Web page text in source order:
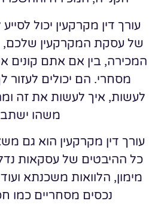
עורך דין מקרקעין יכול
של עסקת המקרקעין
המכירה, בין אם אתם קונים
מסחרי. הם יכולים לעזור
לעשות, איך לעשות את זה
משהו
עורך דין מקרקעין הוא גם
כל ההיבטים של עסקאות
מימון, הלוואות משכנתא
נכסים מסחריים כמו